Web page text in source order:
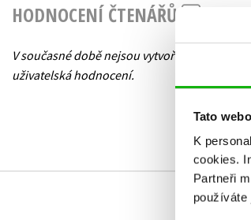
Tato
K
cookies.
Partneři
používáte
HODNOCENÍ ČTENÁŘŮ
V současné době nejsou vytvořena žádná
uživatelská hodnocení.